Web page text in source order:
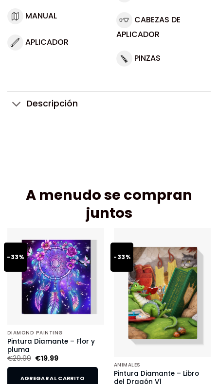
MANUAL
APLICADOR
CABEZAS DE
APLICADOR
PINZAS
Descripción
A menudo se compran
juntos
-33%
DIAMOND PAINTING
Pintura Diamante – Flor y
pluma
€29.99 €19.99
AGREGAR AL CARRITO
-33%
ANIMALES
Pintura Diamante – Libro
del Dragón V1